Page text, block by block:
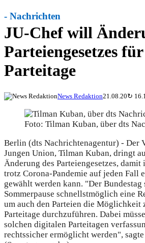
JU-Chef will
Parteiengesetzes
Parteitage
- Nachrichten
News Redaktion21.08.20↻
Foto: Tilman Kuban, über dts
Berlin (dts Nachrichtenagentur) - Der
Jungen Union, Tilman Kuban, dringt
Änderung des Parteiengesetzes, damit
trotz Corona-Pandemie auf jeden Fall
gewählt werden kann. "Der Bundestag
Sommerpause schnellstmöglich eine
um auch den Parteien die Möglichkeit
Parteitage durchzuführen. Dabei
solchen digitalen Parteitagen
rechtssicher ermöglicht werden",